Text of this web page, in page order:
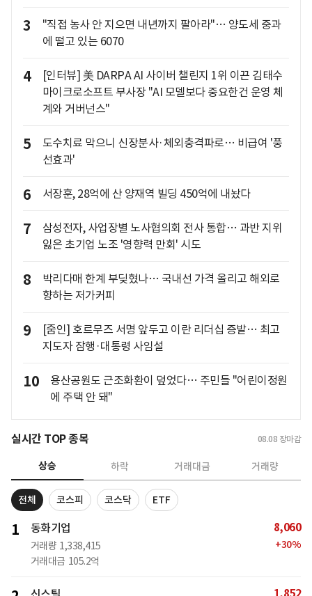
3
"직접 농사 안 지으면 내년까지 팔아라"… 양도세 중과
에 떨고 있는 6070
4
[인터뷰] 美 DARPA AI 사이버 챌린지 1위 이끈 김태수
마이크로소프트 부사장 "AI 모델보다 중요한건 운영 체
계와 거버넌스"
5
도수치료 막으니 신장분사·체외충격파로… 비급여 '풍
선효과'
6 서장훈, 28억에 산 양재역 빌딩 450억에 내놨다
7
삼성전자, 사업장별 노사협의회 전사 통합… 과반 지위
잃은 초기업 노조 '영향력 만회' 시도
8
박리다매 한계 부딪혔나… 국내선 가격 올리고 해외로
향하는 저가커피
9
[줌인] 호르무즈 서명 앞두고 이란 리더십 증발… 최고
지도자 잠행·대통령 사임설
10
용산공원도 근조화환이 덮었다… 주민들 "어린이정원
에 주택 안 돼"
실시간 TOP 종목 08.08 장마감
상승 하락 거래대금 거래량
전체 코스피 코스닥 ETF
1 동화기업
거래량 1,338,415
거래대금 105.2억
8,060
+30%